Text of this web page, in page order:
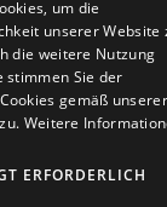
um die
unserer Website
die weitere Nutzung
stimmen Sie der
gemäß unserer
Weitere
ERFORDERLICH